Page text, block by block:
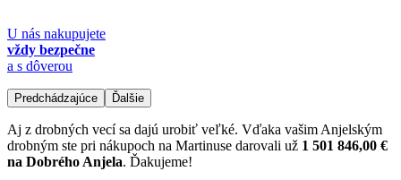
U nás nakupujete
vždy bezpečne
a s dôverou
Predchádzajúce Ďalšie
Aj z drobných vecí sa dajú urobiť veľké. Vďaka vašim Anjelským
drobným ste pri nákupoch na Martinuse darovali už 1 501 846,00 €
na Dobrého Anjela. Ďakujeme!